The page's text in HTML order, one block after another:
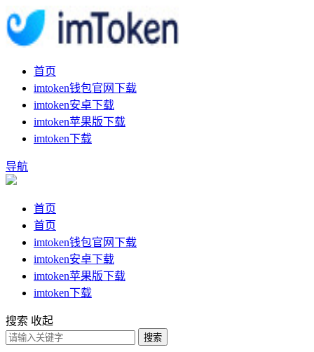
首页
imtoken钱包官网下载
imtoken安卓下载
imtoken苹果版下载
imtoken下载
导航
首页
首页
imtoken钱包官网下载
imtoken安卓下载
imtoken苹果版下载
imtoken下载
搜索 收起
搜索